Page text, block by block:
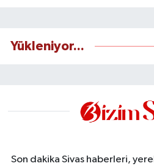
Yükleniyor...
Son dakika Sivas haberleri,